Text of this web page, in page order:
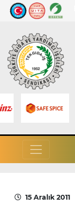
15 Aralık 2011